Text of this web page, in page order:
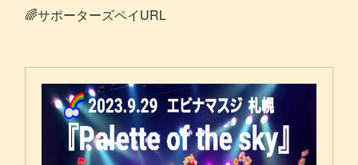
🌈サポーターズペイURL